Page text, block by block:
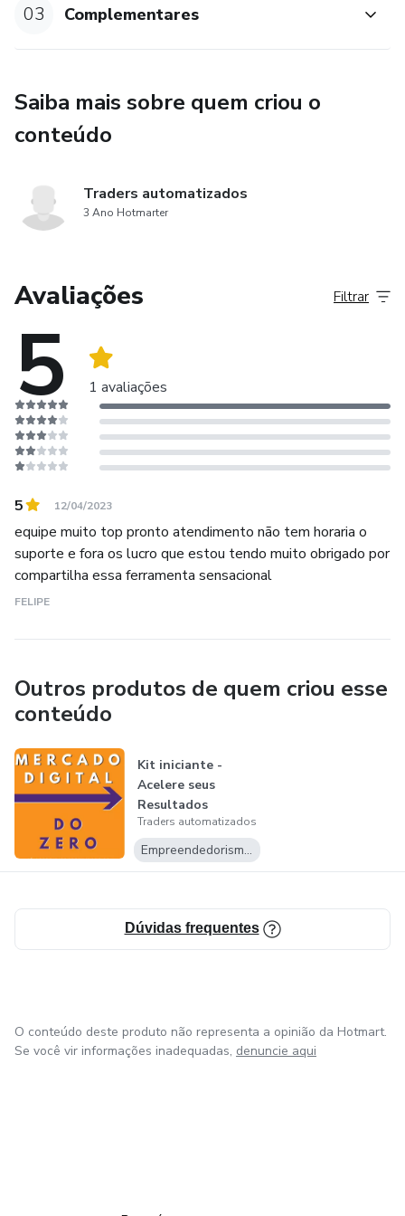
03 Complementares
Saiba mais sobre quem criou o
conteúdo
Traders automatizados
3 Ano Hotmarter
Avaliações
5 1 avaliações
Filtrar
5 12/04/2023
equipe muito top pronto atendimento não tem horaria o
suporte e fora os lucro que estou tendo muito obrigado por
compartilha essa ferramenta sensacional
FELIPE
Outros produtos de quem criou esse
conteúdo
Kit iniciante -
Acelere seus
Resultados
Traders automatizados
Empreendedorismo Digital
Dúvidas frequentes
O conteúdo deste produto não representa a opinião da Hotmart.
Se você vir informações inadequadas, denuncie aqui